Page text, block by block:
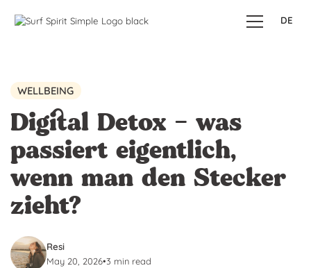
DE
WELLBEING
Digital Detox – was
passiert eigentlich,
wenn man den Stecker
zieht?
Resi
May 20, 2026•3 min read